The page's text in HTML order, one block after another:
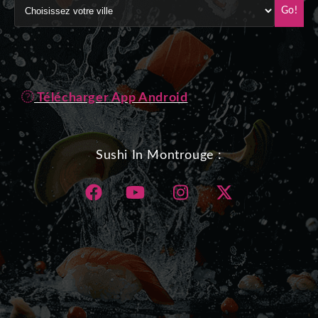
Go!
Télécharger App Android
Sushi In Montrouge :